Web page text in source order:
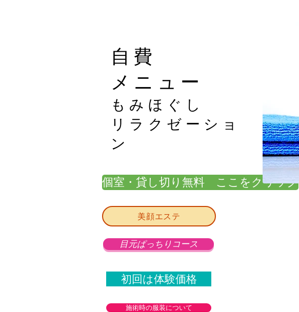
自費
メニュー
もみほぐし
​リラクゼーショ
ン
個室・貸し切り無料 ここをクリック
美顔エステ
目元ぱっちりコース
初回は体験価格
施術時の服装について